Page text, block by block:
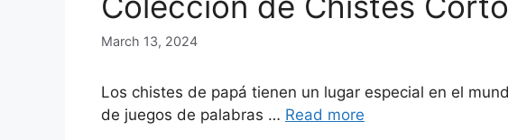
March 13, 2024
Los chistes de papá tienen un lugar especial en el
de juegos de palabras … Read more